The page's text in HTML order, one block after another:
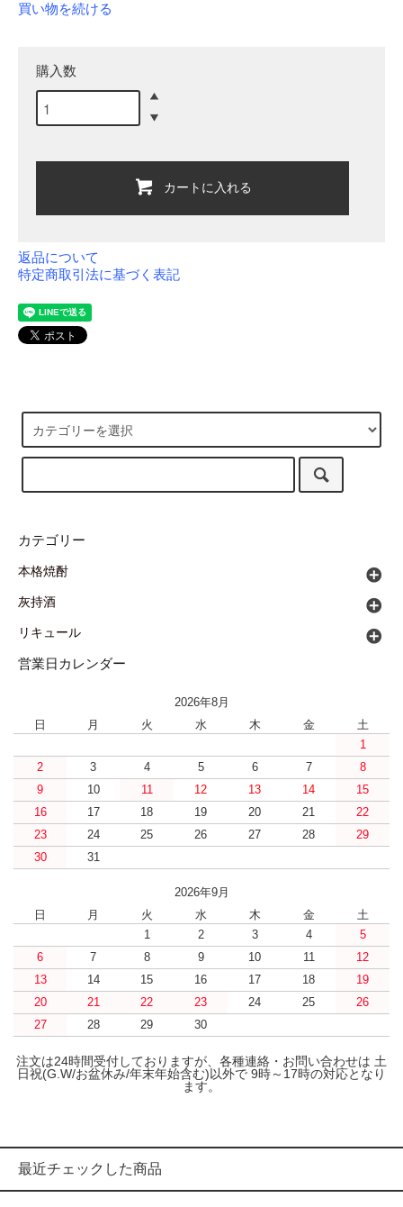
買い物を続ける
購入数
カートに入れる
返品について
特定商取引法に基づく表記
カテゴリー
本格焼酎
灰持酒
リキュール
営業日カレンダー
2026年8月
日
月 火 水 木 金
土
1
2
3 4 5 6 7
8
9
10 11 12 13 14
15
16
17 18 19 20 21
22
23
24 25 26 27 28
29
30
31
2026年9月
日
月 火 水 木 金
土
1
2 3 4
5
6
7 8 9 10 11
12
13
14 15 16 17 18
19
20
21 22 23 24 25
26
27
28 29 30
注文は24時間受付しておりますが、各種連絡・お問い合わせは 土
日祝(G.W/お盆休み/年末年始含む)以外で 9時～17時の対応となり
ます。
最近チェックした商品